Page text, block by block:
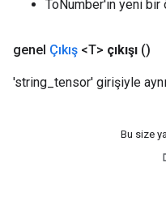
ToNumber'ın yeni bir
genel Çıkış <T> çıkışı ()
'string_tensor' girişiyle
Bu size